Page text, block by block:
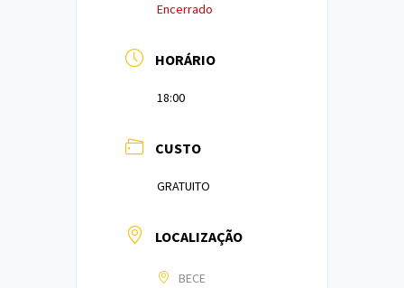
Encerrado
HORÁRIO
18:00
CUSTO
GRATUITO
LOCALIZAÇÃO
BECE